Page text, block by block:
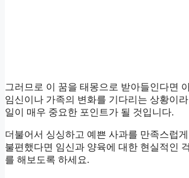
그러므로 이 꿈을 태몽으로 받아들인다면
임신이나 가족의 변화를 기다리는 상황이
일이 매우 중요한 포인트가 될 것입니다.
더불어서 싱싱하고 예쁜 사과를 만족스럽
불편했다면 임신과 양육에 대한 현실적인
를 해보도록 하세요.